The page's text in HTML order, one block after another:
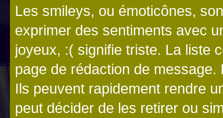
Les smileys, ou émoticônes,
exprimer des sentiments avec
joyeux, :( signifie triste. La liste
page de rédaction de
Ils peuvent rapidement rendre
peut décider de les retirer ou